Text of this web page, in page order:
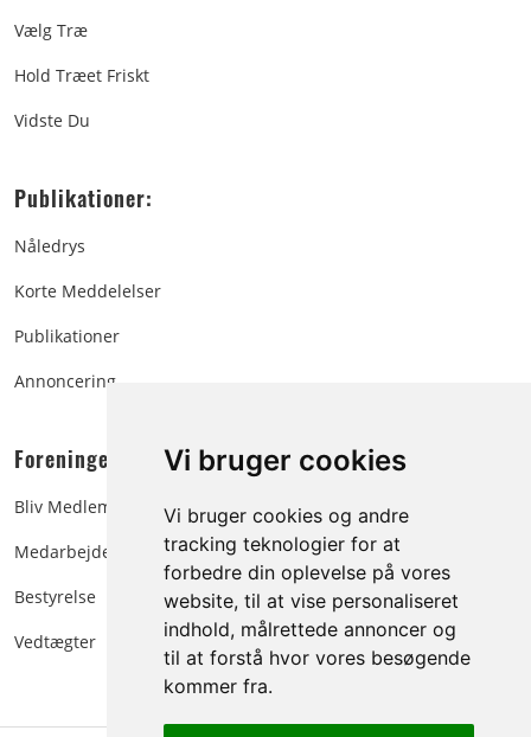
Vi bruger cookies
Vi bruger cookies og andre
tracking teknologier for at
forbedre din oplevelse på vores
website, til at vise personaliseret
indhold, målrettede annoncer og
til at forstå hvor vores besøgende
kommer fra.
Vælg Træ
Hold Træet Friskt
Vidste Du
Publikationer:
Nåledrys
Korte Meddelelser
Publikationer
Annoncering
Foreningen:
Bliv Medlem
Medarbejdere
Bestyrelse
Vedtægter